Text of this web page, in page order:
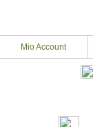
Mio Account